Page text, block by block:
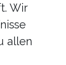
Wir
allen